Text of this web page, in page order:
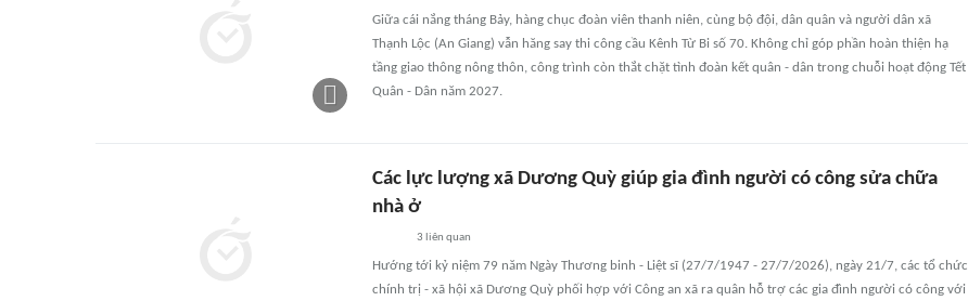
Giữa cái nắng tháng Bảy, hàng chục đoàn viên thanh niên, cùng bộ đội, dân quân và người dân xã
Thạnh Lộc (An Giang) vẫn hăng say thi công cầu Kênh Từ Bi số 70. Không chỉ góp phần hoàn thiện hạ
tầng giao thông nông thôn, công trình còn thắt chặt tình đoàn kết quân - dân trong chuỗi hoạt động Tết
Quân - Dân năm 2027.
Các lực lượng xã Dương Quỳ giúp gia đình người có công sửa chữa
nhà ở
3 liên quan
Hướng tới kỷ niệm 79 năm Ngày Thương binh - Liệt sĩ (27/7/1947 - 27/7/2026), ngày 21/7, các tổ chức
chính trị - xã hội xã Dương Quỳ phối hợp với Công an xã ra quân hỗ trợ các gia đình người có công với